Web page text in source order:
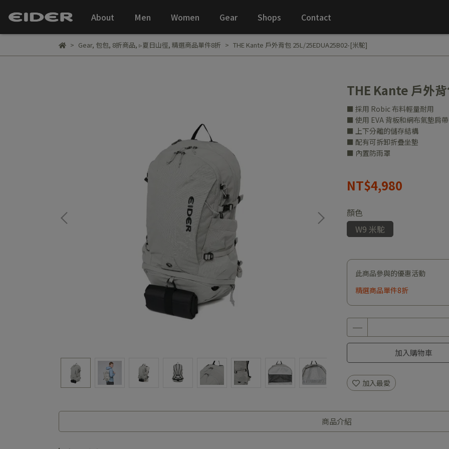
About Men Women Gear Shops Contact
Gear, 包包, 8折商品, ▹夏日山徑, 精選商品單件8折 THE Kante 戶外背包 25L/25EDUA25B02-[米駝]
THE Kante 戶外
■ 採用 Robic 布料輕量耐用
■ 使用 EVA 背板和網布氣墊肩
■ 上下分離的儲存結構
■ 配有可拆卸折疊坐墊
■ 內置防雨罩
NT$4,980
顏色
W9 米駝
此商品參與的優惠活動
精選商品單件8折
加入購物車
加入最愛
商品介紹